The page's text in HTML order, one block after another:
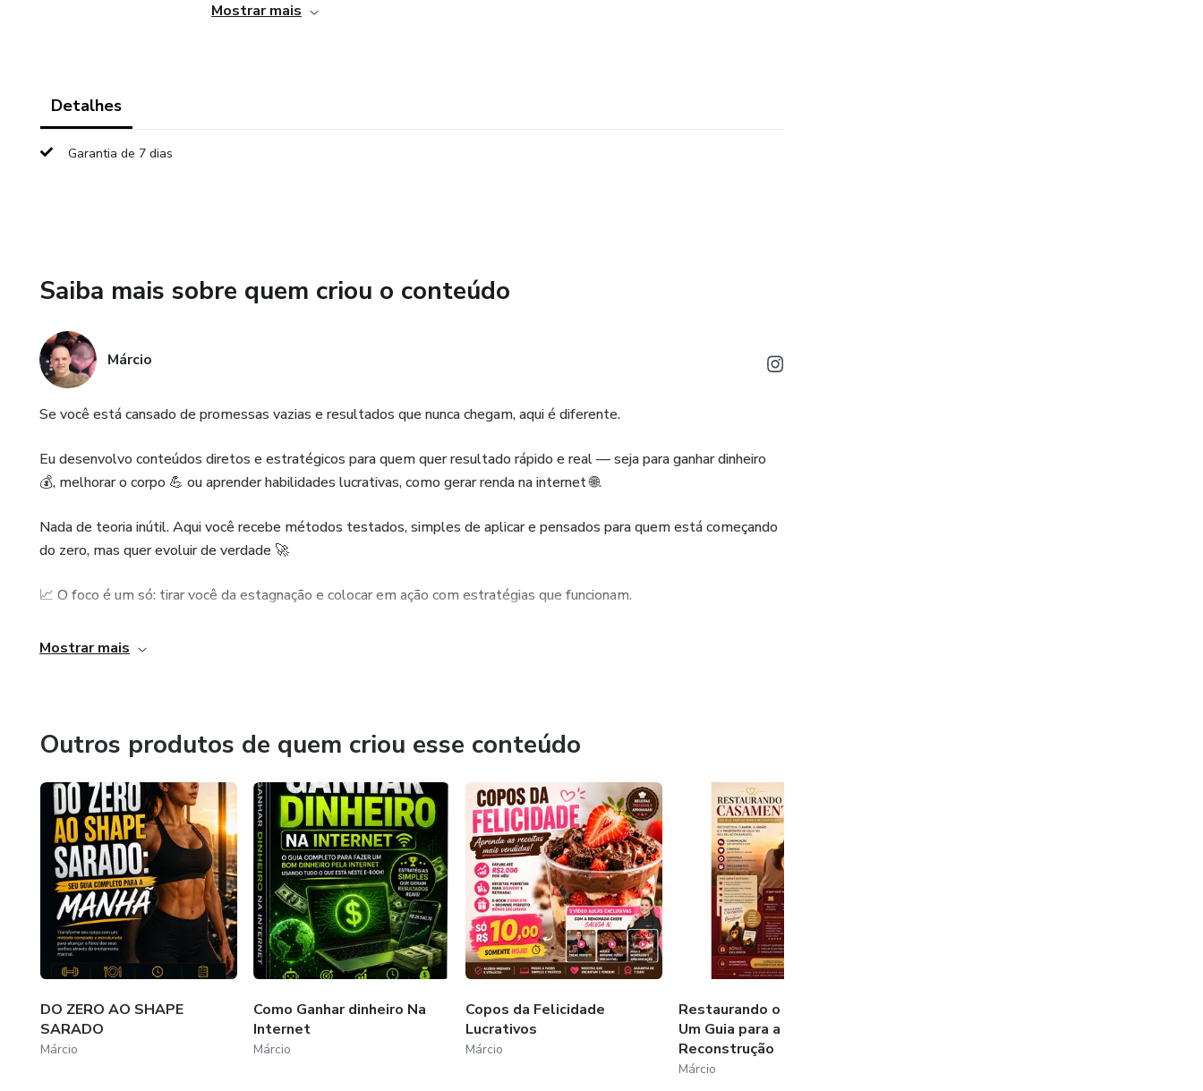
💡 Ideal para quem deseja:
✔ Lucrar com comida
✔ Começar do zero
⏳ DE R$97,00 POR APENAS R$14,00!
📲 Clique em “Saiba Mais” e comece hoje a transformar sua cozinha em uma máquina de
Mostrar mais
Detalhes
Garantia de 7 dias
Saiba mais sobre quem criou o conteúdo
Márcio
Se você está cansado de promessas vazias e resultados que nunca chegam, aqui é diferente.
Eu desenvolvo conteúdos diretos e estratégicos para quem quer resultado rápido e real — seja para ganhar dinheiro
💰, melhorar o corpo 💪 ou aprender habilidades lucrativas, como gerar renda na internet 🌐.
Nada de teoria inútil. Aqui você recebe métodos testados, simples de aplicar e pensados para quem está começando
do zero, mas quer evoluir de verdade 🚀
📈 O foco é um só: tirar você da estagnação e colocar em ação com estratégias que funcionam.
⚠️ Quem aplica, ganha. Quem adia, continua na mesma.
Mostrar mais
Outros produtos de quem criou esse conteúdo
DO ZERO AO SHAPE
SARADO
Márcio
Como Ganhar dinheiro Na
Internet
Márcio
Copos da Felicidade
Lucrativos
Márcio
Restaurando o Casamento:
Um Guia para a
Reconstrução
Márcio